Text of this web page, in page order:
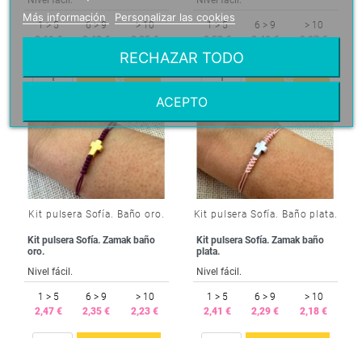
1 > 5
2,61 €
6 > 9
2,48 €
> 10
2,35 €
1 > 5
2,53 €
6 > 9
2,40 €
> 10
2,27 €
Kit pulsera Sofía. Baño oro.
Kit pulsera Sofía. Zamak baño
oro.
Nivel fácil.
1 > 5
2,47 €
6 > 9
2,35 €
> 10
2,23 €
Kit pulsera Sofía. Baño plata.
Kit pulsera Sofía. Zamak baño
plata.
Nivel fácil.
1 > 5
2,41 €
6 > 9
2,29 €
> 10
2,18 €
Más información Personalizar las cookies
RECHAZAR TODO
ACEPTO